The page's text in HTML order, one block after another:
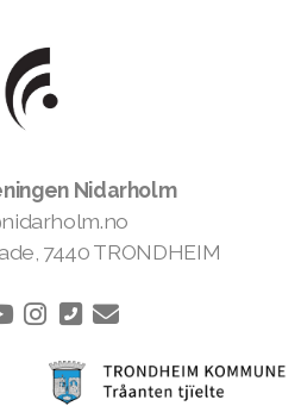
Nidarholm
7440 TRONDHEIM